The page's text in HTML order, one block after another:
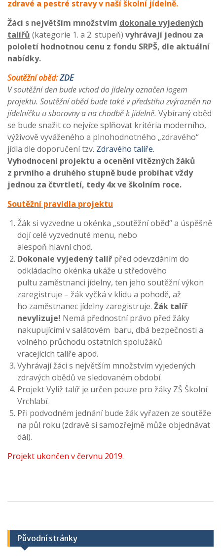
zdravé a pestré stravy v naší školní jídelně.
Žáci s největším množstvím dokonale vyjedených
talířů (kategorie 1. a 2. stupeň) vyhrávají jednou za
pololetí hodnotnou cenu z fondu SRPŠ, dle aktuální
nabídky.
Soutěžní oběd:ZDE
V soutěžní den bude vchod do jídelny označen logem
projektu. Soutěžní oběd bude také v předstihu zvýrazněn na
jídelníčku u sborovny a na chodbě k jídelně. Vybíraný oběd
se bude snažit co nejvíce splňovat kritéria moderního,
výživově vyváženého a plnohodnotného „zdravého“
jídla dle doporučení tzv. Zdravého talíře.
Vyhodnocení projektu a ocenění vítězných žáků
z prvního a druhého stupně bude probíhat vždy
jednou za čtvrtletí, tedy 4x ve školním roce.
Soutěžní pravidla projektu
Žák si vyzvedne u okénka „soutěžní oběd“ a úspěšně
dojí celé vyzvednuté menu, nebo
alespoň hlavní chod.
Dokonale vyjedený talíř před odevzdáním do
odkládacího okénka ukáže u středového
pultu zaměstnanci jídelny, ten jeho soutěžní výkon
zaregistruje – žák vyčká v klidu a pohodě, až
ho zaměstnanec jídelny zaregistruje. Žák talíř
nevylizuje! Nemá přednostní právo před žáky
nakupujícími v salátovém baru, dbá bezpečnosti a
volného průchodu ostatních spolužáků
vracejících talíře apod.
Vyhrávají žáci s největším množstvím vyjedených
zdravých obědů ve sledovaném období.
Projekt Vyliž talíř je určen pouze pro žáky ZŠ Školní
Vrchlabí.
Při podvodném jednání bude žák vyřazen ze soutěže
na půl roku (zdravě si samozřejmě může objednávat
dál).
Projekt ukončen v červnu 2019.
Původní stránky